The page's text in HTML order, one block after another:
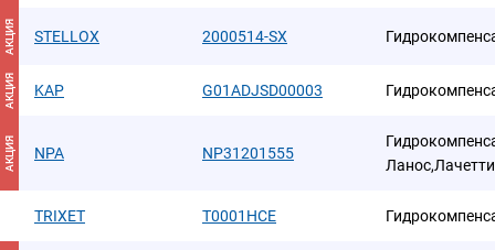
АКЦИЯ STELLOX 2000514-SX
АКЦИЯ KAP G01ADJSD00003
АКЦИЯ NPA NP31201555
Ланос,Лачетти
TRIXET T0001HCE